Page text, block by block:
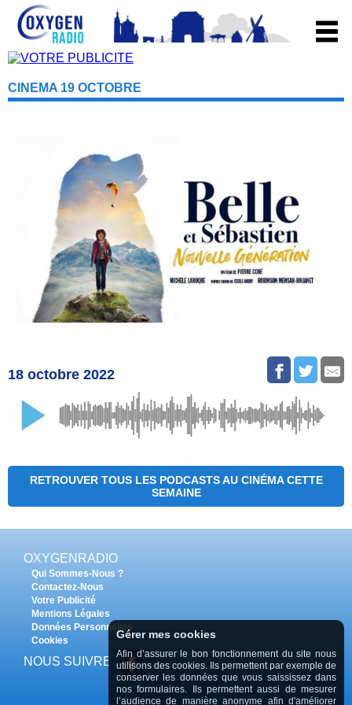
CINEMA 19 OCTOBRE
18 octobre 2022
RETROUVER TOUS LES PODCASTS AU CINÉMA CETTE
SEMAINE
OXYGENRADIO
Qui Sommes-Nous ?
Contactez-Nous
Votre Publicité
Mentions Légales
Données Personnelles
Cookies
NOUS SUIVRE
Gérer mes cookies
Afin d’assurer le bon fonctionnement du site nous
utilisons des cookies. Ils permettent par exemple de
conserver les données que vous saississez dans
nos formulaires. Ils permettent aussi de mesurer
l’audience de manière anonyme afin d'améliorer